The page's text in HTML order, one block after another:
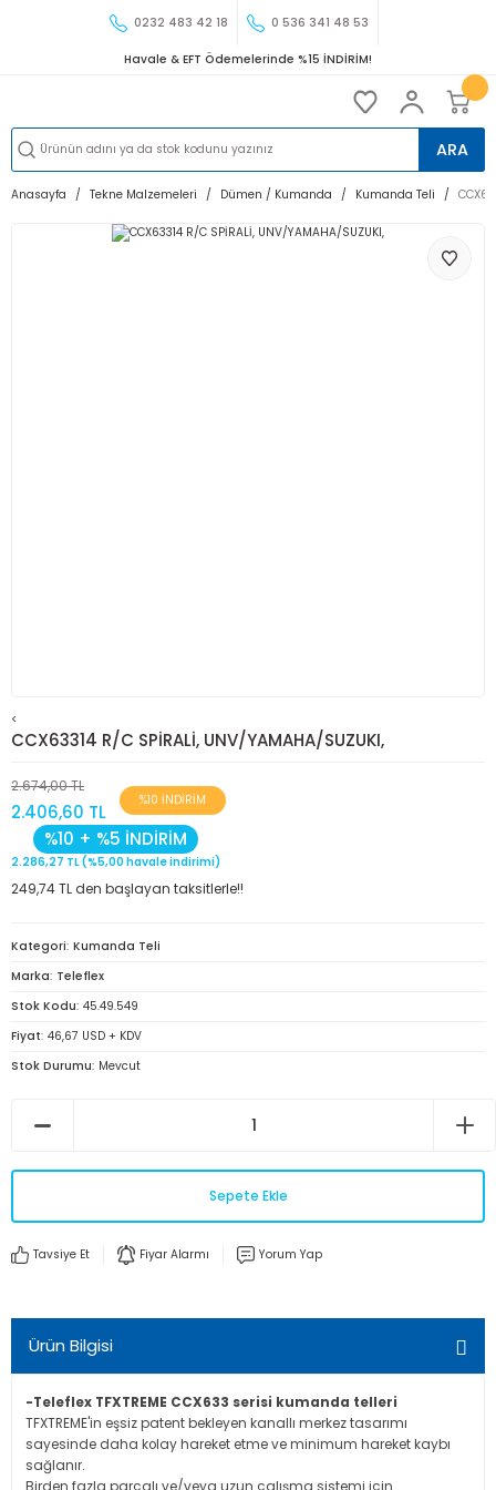
0232 483 42 18 0 536 341 48 53
Havale & EFT Ödemelerinde %15 İNDİRİM!
ARA
Anasayfa Tekne Malzemeleri Dümen / Kumanda Kumanda Teli
<
CCX63314 R/C SPİRALİ, UNV/YAMAHA/SUZUKI,
2.674,00 TL
2.406,60 TL
%10 İNDİRİM
%10 + %5 İNDİRİM
2.286,27 TL (%5,00 havale indirimi)
249,74 TL den başlayan taksitlerle!!
Kategori Kumanda Teli
Marka Teleflex
Stok Kodu 45.49.549
Fiyat 46,67 USD + KDV
Stok Durumu Mevcut
Sepete Ekle
Tavsiye Et Fiyar Alarmı Yorum Yap
Ürün Bilgisi
-Teleflex TFXTREME CCX633 serisi kumanda telleri
TFXTREME'in eşsiz patent bekleyen kanallı merkez tasarımı
sayesinde daha kolay hareket etme ve minimum hareket kaybı
sağlanır.